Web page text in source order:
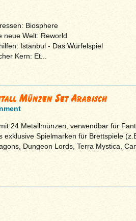
Biosphere
neue Welt: Reworld
Istanbul - Das Würfelspiel
Kern: Et...
Münzen Set Arabisch
24 Metallmünzen, verwendbar für
exklusive Spielmarken für Brettspiele
Dungeon Lords, Terra Mystica,